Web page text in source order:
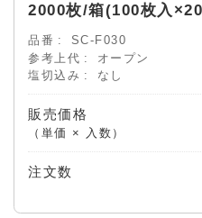
2000枚/箱(100枚入
品番
SC-F030
参考上代
オープン
塩切込み
なし
販売価格
（単価 × 入数）
注文数